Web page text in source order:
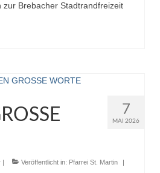
Brebacher Stadtrandfreizeit
7
MAI 2026
Veröffentlicht in: Pfarrei St. Martin